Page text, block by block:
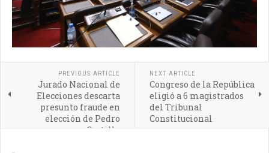
PREVIOUS ARTICLE
Jurado Nacional de
Elecciones descarta
presunto fraude en
elección de Pedro
Castillo
NEXT ARTICLE
Congreso de la República
eligió a 6 magistrados
del Tribunal
Constitucional